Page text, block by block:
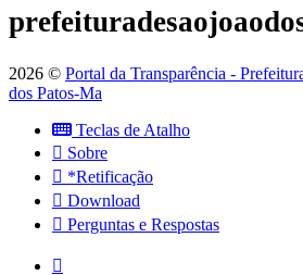
2026 © Portal da Transparência -
dos Patos-Ma
Teclas de Atalho
Sobre
*Retificação
Download
Perguntas e Respostas